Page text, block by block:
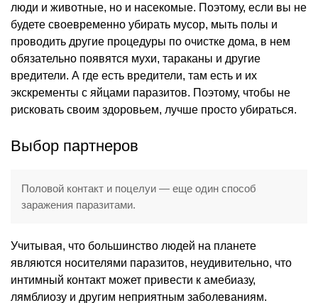
люди и животные, но и насекомые. Поэтому, если вы не
будете своевременно убирать мусор, мыть полы и
проводить другие процедуры по очистке дома, в нем
обязательно появятся мухи, тараканы и другие
вредители. А где есть вредители, там есть и их
экскременты с яйцами паразитов. Поэтому, чтобы не
рисковать своим здоровьем, лучше просто убираться.
Выбор партнеров
Половой контакт и поцелуи — еще один способ
заражения паразитами.
Учитывая, что большинство людей на планете
являются носителями паразитов, неудивительно, что
интимный контакт может привести к амебиазу,
лямблиозу и другим неприятным заболеваниям.